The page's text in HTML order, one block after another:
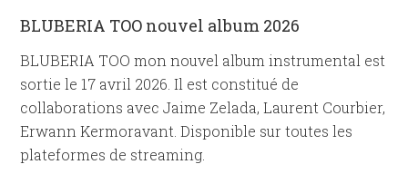
BLUBERIA TOO nouvel album 2026
BLUBERIA TOO mon nouvel album instrumental est
sortie le 17 avril 2026. Il est constitué de
collaborations avec Jaime Zelada, Laurent Courbier,
Erwann Kermoravant. Disponible sur toutes les
plateformes de streaming.